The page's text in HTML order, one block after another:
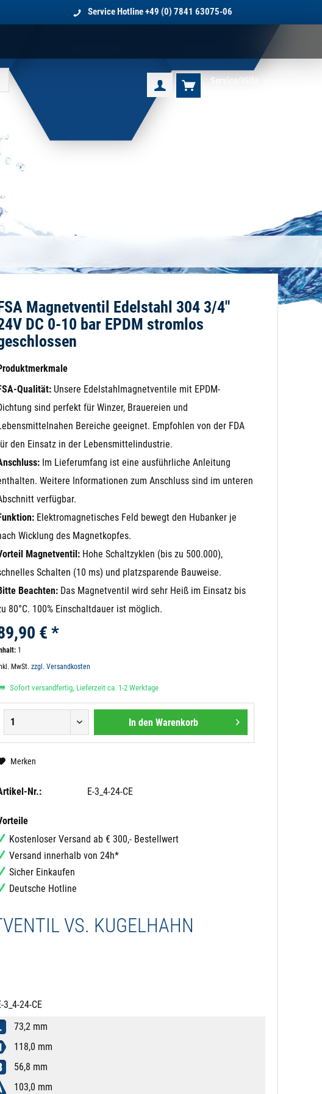
Service Hotline+49 (0) 7841 63075-06
Service/Hilfe
Magnetventil Edelstahl 304 3/4"
DC 0-10 bar EPDM stromlos
Qualität:Unsere Edelstahlmagnetventile mit EPDM-
sind perfekt für Winzer, Brauereien und
Bereiche geeignet. Empfohlen von der FDA
den Einsatz in der Lebensmittelindustrie.
Im Lieferumfang ist eine ausführliche Anleitung
Weitere Informationen zum Anschluss sind im unteren
verfügbar.
Elektromagnetisches Feld bewegt den Hubanker je
Wicklung des Magnetkopfes.
Magnetventil:Hohe Schaltzyklen (bis zu 500.000),
Schalten (10 ms) und platzsparende Bauweise.
Beachten:Das Magnetventil wird sehr Heiß im Einsatz bis
80°C. 100% Einschaltdauer ist möglich.
€ *
1
MwSt. zzgl. Versandkosten
Sofort versandfertig, Lieferzeit ca. 1-2 Werktage
In den Warenkorb
Merken
Nr.: E-3_4-24-CE
Kostenloser Versand ab € 300,- Bestellwert
Versand innerhalb von 24h*
Sicher Einkaufen
Deutsche Hotline
VS. KUGELHAHN
3_4-24-CE
73,2 mm
118,0 mm
56,8 mm
103,0 mm